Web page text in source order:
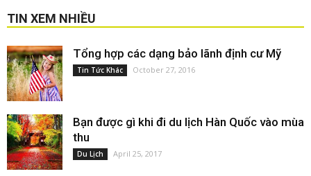
TIN XEM NHIỀU
Tổng hợp các dạng bảo lãnh định cư Mỹ
Tin Tức Khác October 27, 2016
Bạn được gì khi đi du lịch Hàn Quốc vào mùa
thu
Du Lịch April 25, 2017